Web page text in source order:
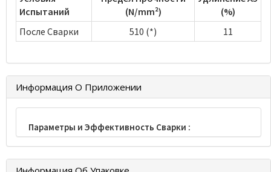
Испытаний
(N/mm²)
(%)
После Сварки
510 (*) 11
Информация О Приложении
Параметры и Эффективность Сварки :